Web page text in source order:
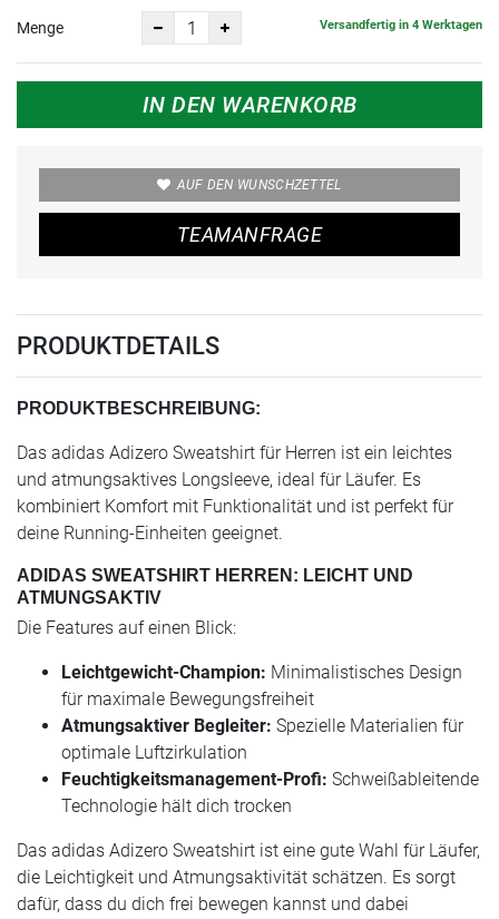
Menge Versandfertig in 4 Werktagen
IN DEN WARENKORB
AUF DEN WUNSCHZETTEL
TEAMANFRAGE
PRODUKTDETAILS
PRODUKTBESCHREIBUNG:
Das adidas Adizero Sweatshirt für Herren ist ein leichtes
und atmungsaktives Longsleeve, ideal für Läufer. Es
kombiniert Komfort mit Funktionalität und ist perfekt für
deine Running-Einheiten geeignet.
ADIDAS SWEATSHIRT HERREN: LEICHT UND
ATMUNGSAKTIV
Die Features auf einen Blick:
Leichtgewicht-Champion: Minimalistisches Design
für maximale Bewegungsfreiheit
Atmungsaktiver Begleiter: Spezielle Materialien für
optimale Luftzirkulation
Feuchtigkeitsmanagement-Profi: Schweißableitende
Technologie hält dich trocken
Das adidas Adizero Sweatshirt ist eine gute Wahl für Läufer,
die Leichtigkeit und Atmungsaktivität schätzen. Es sorgt
dafür, dass du dich frei bewegen kannst und dabei